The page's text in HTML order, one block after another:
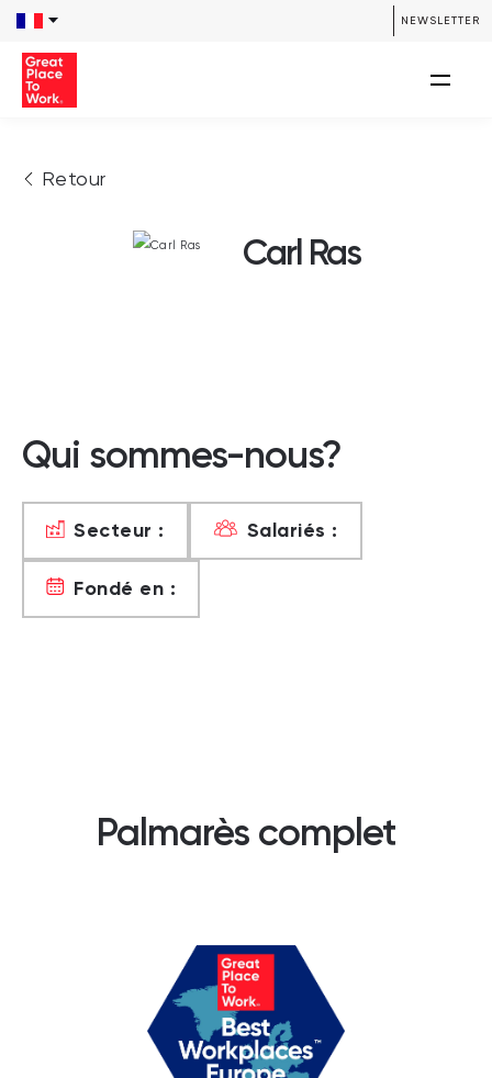
NEWSLETTER
Retour
Carl Ras
Qui sommes-nous?
Secteur : Salariés :
Fondé en :
Palmarès complet